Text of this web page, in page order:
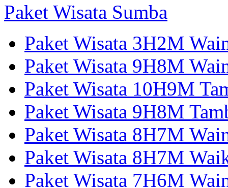
Paket Wisata Sumba
Paket Wisata 3H2M
Paket Wisata 9H8M
Paket Wisata 10H9M
Paket Wisata 9H8M
Paket Wisata 8H7M
Paket Wisata 8H7M
Paket Wisata 7H6M